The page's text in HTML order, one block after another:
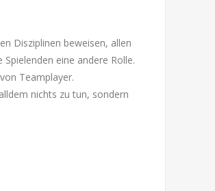
Disziplinen beweisen, allen
eine andere Rolle.
Teamplayer.
nichts zu tun, sondern